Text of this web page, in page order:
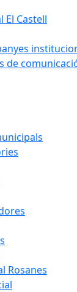
El Castell
de
Rosanes